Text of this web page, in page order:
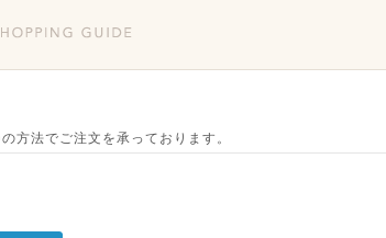
方法でご注文を承っております。